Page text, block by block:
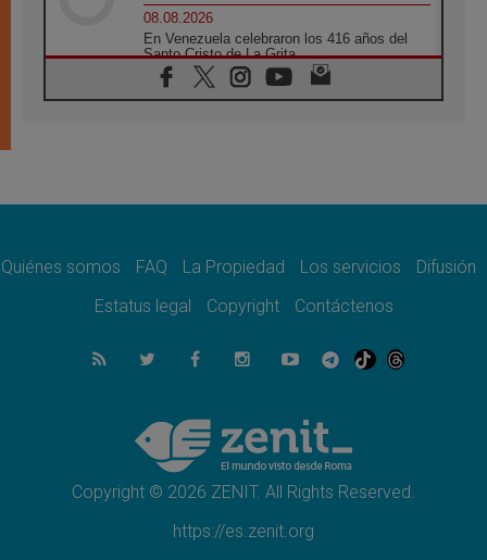
08.08.2026
En Venezuela celebraron los 416 años del
Santo Cristo de La Grita
08.08.2026
El Papa: en Santa Ágata contemplamos la
07.08.2026
07.08.2026
crisis olvidada
Bokalic: "En Argentina el Papa León señalará
el compromiso del cristiano"
La matanza de niños en Gaza no cesa: 300
muertos en 300 días
Quiénes somos FAQ La Propiedad Los servicios
Difusión
Estatus legal
Copyright Contáctenos
Copyright © 2026 ZENIT. All Rights Reserved.
https://es.zenit.org